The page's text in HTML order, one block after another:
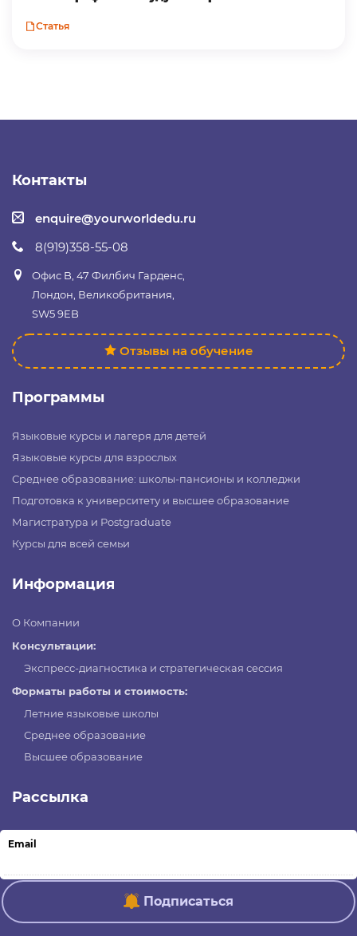
Статья
Контакты
enquire@yourworldedu.ru
8(919)358-55-08
Офис B, 47 Филбич Гарденс,
Лондон, Великобритания,
SW5 9EB
Отзывы на обучение
Программы
Языковые курсы и лагеря для детей
Языковые курсы для взрослых
Среднее образование: школы-пансионы и колледжи
Подготовка к университету и высшее образование
Магистратура и Postgraduate
Курсы для всей семьи
Информация
О Компании
Консультации:
Экспресс-диагностика и стратегическая сессия
Форматы работы и стоимость:
Летние языковые школы
Среднее образование
Высшее образование
Рассылка
Email
Подписаться